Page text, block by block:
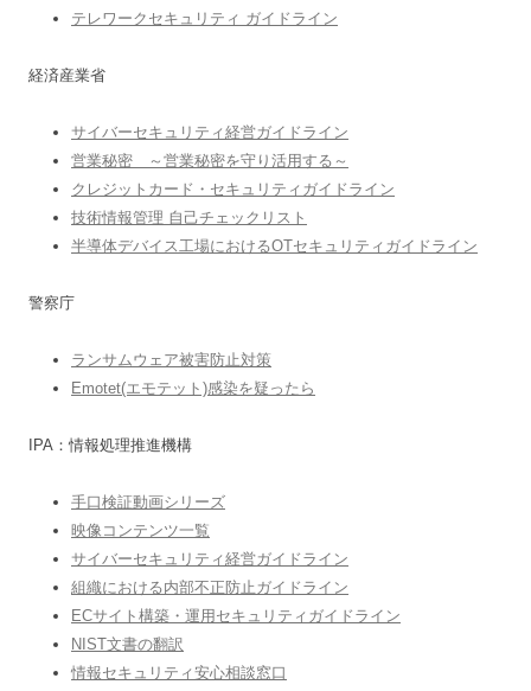
テレワークセキュリティ ガイドライン
経済産業省
サイバーセキュリティ経営ガイドライン
営業秘密 ～営業秘密を守り活用する～
クレジットカード・セキュリティガイドライン
技術情報管理 自己チェックリスト
半導体デバイス工場におけるOTセキュリティガイドライン
警察庁
ランサムウェア被害防止対策
Emotet(エモテット)感染を疑ったら
IPA：情報処理推進機構
手口検証動画シリーズ
映像コンテンツ一覧
サイバーセキュリティ経営ガイドライン
組織における内部不正防止ガイドライン
ECサイト構築・運用セキュリティガイドライン
NIST文書の翻訳
情報セキュリティ安心相談窓口